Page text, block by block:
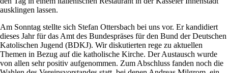
ausklingen lassen.
Am Sonntag stellte sich Stefan Ottersbach bei uns vor. Er kandidiert
dieses Jahr für das Amt des Bundespräses für den Bund der Deutschen
Katolischen Jugend (BDKJ). Wir diskutierten rege zu aktuellen
Themen in Bezug auf die katholische Kirche. Der Austausch wurde
von allen sehr positiv aufgenommen. Zum Abschluss fanden noch die